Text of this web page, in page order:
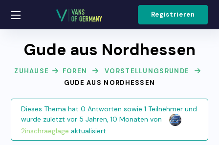
Registrieren
Gude aus Nordhessen
ZUHAUSE FOREN
VORSTELLUNGSRUNDE
GUDE AUS NORDHESSEN
Dieses Thema hat 0 Antworten sowie 1 Teilnehmer und
wurde zuletzt vor 5 Jahren, 10 Monaten von
2inschraeglage aktualisiert.